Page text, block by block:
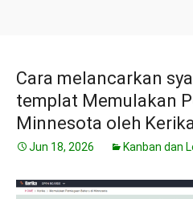
Cara melancarkan
templat Memulakan
Minnesota oleh
Jun 18, 2026 Kanban dan